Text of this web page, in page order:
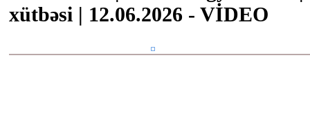
xütbəsi | 12.06.2026 - VİDEO